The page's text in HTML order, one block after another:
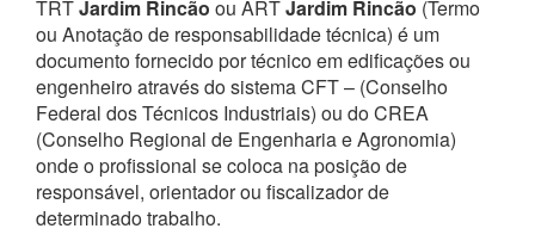
TRTJardim Rincão ou ARTJardim Rincão (Termo
ou Anotação de responsabilidade técnica) é um
documento fornecido por técnico em edificações ou
engenheiro através do sistema CFT – (Conselho
Federal dos Técnicos Industriais) ou do CREA
(Conselho Regional de Engenharia e Agronomia)
onde o profissional se coloca na posição de
responsável, orientador ou fiscalizador de
determinado trabalho.